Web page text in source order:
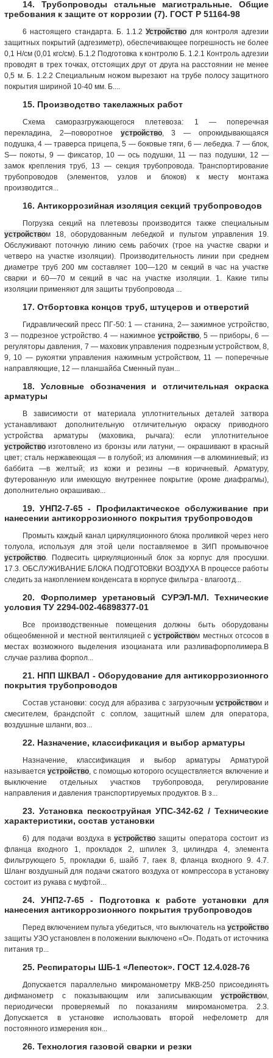
14. Трубопроводы стальные магистральные. Общие
требования к защите от коррозии (7). ГОСТ Р 51164-98
6 настоящего стандарта. Б. 1.1.2Устройство для контроля адгезии
защитных покрытий (адгезиметр), обеспечивающее погрешность не более
0,1 Н/см (0,01 кгс/см). Б.1.2 Подготовка к контролю Б. 1.2.1 Контроль адгезии
проводят в трех точках, отстоящих друг от друга на расстоянии не менее
0,5 м. Б. 1.2.2 Специальным ножом вырезают на трубе полосу защитного
покрытия шириной 10-40 мм. Б....
15. Производство такелажных работ
Схема саморазгружающегося плетевоза: 1 — поперечная
перекладина, 2—поворотное устройство, 3 — опрокидывающаяся
подушка, 4 — траверса прицепа, 5 — боковые тяги, 6 — лебедка. 7 — блок,
S— покоты, 9 — фиксатор, 10 — ось подушки, 11 — паз подушки, 12 —
замок крепления труб, 13 — секция трубопровода. Транспортирование
трубопроводов (элементов, узлов и блоков) к месту монтажа
производится...
16. Антикоррозийная изоляция секций трубопроводов
Погрузка секций на плетевозы производится также специальным
устройством 18, оборудованным лебедкой и пультом управления 19.
Обслуживают поточную линию семь рабочих (трое на участке сварки и
четверо на участке изоляции). Производительность линии при среднем
диаметре труб 200 мм составляет 100—120 м секций в час на участке
сварки и 60—70 м секций в час на участке изоляции. 1. Какие типы
изоляции применяют для защиты трубопровода ...
17. Отбортовка концов труб, штуцеров и отверстий
Гидравлический пресс ПГ-50: 1 — станина, 2— зажимное устройство,
3 — подрезное устройство. 4 — нажимное устройство, 5 — приборы, 6 —
регуляторы давления, 7 — маховик управления подрезным устройством, 8,
9, 10 — рукоятки управления нажимным устройством, 11 — поперечные
направляющие, 12 — планшайба Сменный пуан...
18. Условные обозначения и отличительная окраска
арматуры
В зависимости от материала уплотнительных деталей затвора
устанавливают дополнительную отличительную окраску приводного
устройства арматуры (маховика, рычага): если уплотнительное
устройство изготовлено из бронзы или латуни, — окрашивают в красный
цвет; сталь нержавеющая — в голубой; из алюминия —в алюминиевый; из
баббита —в желтый; из кожи и резины —в коричневый. Арматуру,
футерованную или имеющую внутреннее покрытие (кроме диафрагмы),
дополнительно окрашиваю...
19. УНП2-7-65 - Профилактическое обслуживание при
нанесении антикоррозионного покрытия трубопроводов
Промыть каждый канал циркуляционного блока проливкой через него
толуола, используя для этой цели поставляемое в ЗИП промывочное
устройство . Подвесить циркуляционный блок за корпус для просушки.
17.3. ОБСЛУЖИВАНИЕ БЛОКА ПОДГОТОВКИ ВОЗДУХА В процессе работы
следить за накоплением конденсата в корпусе фильтра - влагоотд...
20. Форполимер уретановый СУРЭЛ-МЛ. Технические
условия ТУ 2294-002-46898377-01
Все производственные помещения должны быть оборудованы
общеобменной и местной вентиляцией сустройством местных отсосов в
местах возможного выделения изоцианата или разливафорполимера.В
случае разлива форпол...
21. НПП ШКВАЛ - Оборудование для антикоррозионного
покрытия трубопроводов
Состав установки: сосуд для абразива с загрузочным устройством и
смесителем, брандспойт с соплом, защитный шлем для оператора,
воздушные шланги, воз...
22. Назначение, классификация и выбор арматуры
Назначение, классификация и выбор арматуры Арматурой
называетсяустройство , с помощью которого осуществляется включение и
выключение отдельных участков трубопровода, регулирование
направления и давления транспортируемых продуктов. В з...
23. Установка пескоструйная УПС-342-62 / Технические
характеристики, состав установки
6) для подачи воздуха вустройство защиты оператора состоит из
фланца входного 1, прокладок 2, шпилек 3, цилиндра 4, элемента
фильтрующего 5, прокладки 6, шайб 7, гаек 8, фланца входного 9. 4.7.
Шланг воздушный для подачи сжатого воздуха от компрессора в установку
состоит из рукава с муфтой...
24. УНП2-7-65 - Подготовка к работе установки для
нанесения антикоррозионного покрытия трубопроводов
Перед включением пульта убедиться, что выключатель на устройство
защиты УЗО установлен в положении выключено «О». Подать от источника
питания тр...
25. Респираторы ШБ-1 «Лепесток». ГОСТ 12.4.028-76
Допускается параллельно микроманометру МКВ-250 присоединять
дифманометр с показывающим или записывающим устройством,
периодически проверяемый по показаниям микроманометра. 2.3.
Допускается в установке использовать второй нефелометр для
постоянного измерения кон...
26. Технология газовой сварки и резки